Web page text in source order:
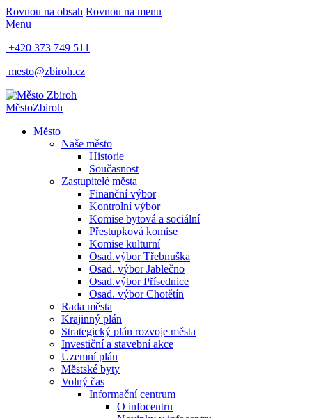
Rovnou na obsah Rovnou na menu
Menu
+420 373 749 511
mesto@zbiroh.cz
MěstoZbiroh
Město
Naše město
Historie
Současnost
Zastupitelé města
Finanční výbor
Kontrolní výbor
Komise bytová a sociální
Přestupková komise
Komise kulturní
Osad.výbor Třebnuška
Osad. výbor Jablečno
Osad.výbor Přísednice
Osad. výbor Chotětín
Rada města
Krajinný plán
Strategický plán rozvoje města
Investiční a stavební akce
Územní plán
Městské byty
Volný čas
Informační centrum
O infocentru